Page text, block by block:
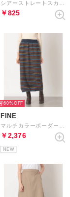
￥825
60%
FINE
￥2,376
NEW